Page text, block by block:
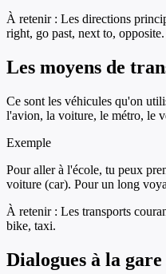
À retenir : Les directions
right, go past, next to, opposite.
Les moyens de
Ce sont les véhicules qu'on
l'avion, la voiture, le métro, le
Exemple
Pour aller à l'école, tu peux
voiture (car). Pour un long
À retenir : Les transports
bike, taxi.
Dialogues à la